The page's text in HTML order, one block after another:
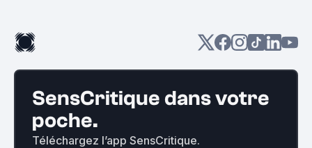
SensCritique dans votre
poche.
Téléchargez l’app SensCritique.